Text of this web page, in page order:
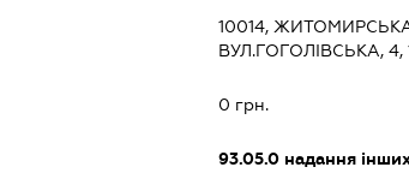
10014,
ВУЛ.ГОГОЛІВСЬКА, 4,
0 грн.
93.05.0 надання